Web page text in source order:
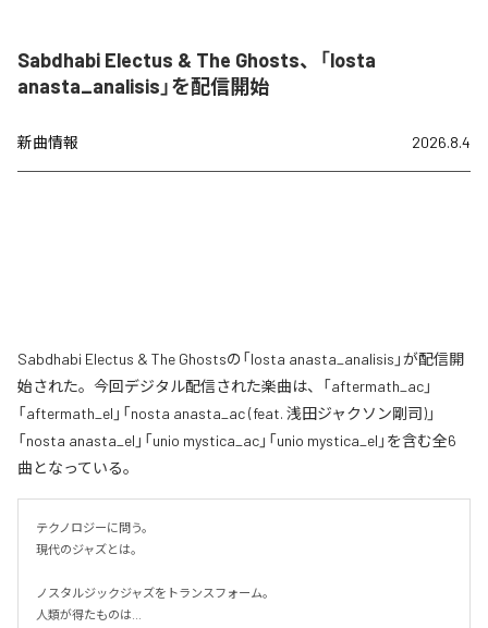
Sabdhabi Electus & The Ghosts、「losta
anasta_analisis」を配信開始
新曲情報 2026.8.4
Sabdhabi Electus & The Ghostsの「losta anasta_analisis」が配信開
始された。今回デジタル配信された楽曲は、「aftermath_ac」
「aftermath_el」「nosta anasta_ac (feat. 浅田ジャクソン剛司)」
「nosta anasta_el」「unio mystica_ac」「unio mystica_el」を含む全6
曲となっている。
テクノロジーに問う。
現代のジャズとは。
ノスタルジックジャズをトランスフォーム。
人類が得たものは...